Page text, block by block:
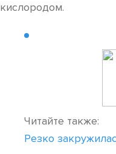
кислородом.
Читайте также:
Резко